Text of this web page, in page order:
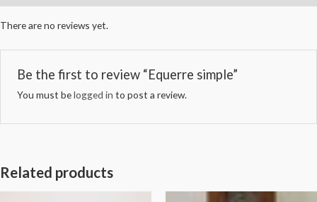
There are no reviews yet.
Be the first to review “Equerre simple”
You must belogged in to post a review.
Related products